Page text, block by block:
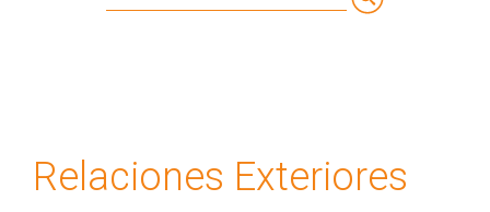
Relaciones Exteriores